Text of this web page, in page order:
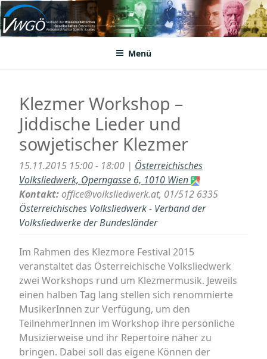
Zum
Inhalt
springenVWGÖ
Federation of Austrian Scientific Societies
Menü
Klezmer Workshop –
Jiddische Lieder und
sowjetischer Klezmer
15.11.2015 15:00 - 18:00 | Österreichisches
Volksliedwerk, Operngasse 6, 1010 Wien
Kontakt:office@volksliedwerk.at, 01/512 6335
Österreichisches Volksliedwerk - Verband der
Volksliedwerke der Bundesländer
Im Rahmen des Klezmore Festival 2015
veranstaltet das Österreichische Volksliedwerk
zwei Workshops rund um Klezmermusik. Jeweils
einen halben Tag lang stellen sich renommierte
MusikerInnen zur Verfügung, um den
TeilnehmerInnen im Workshop ihre persönliche
Musizierweise und ihr Repertoire näher zu
bringen. Dabei soll das eigene Können der